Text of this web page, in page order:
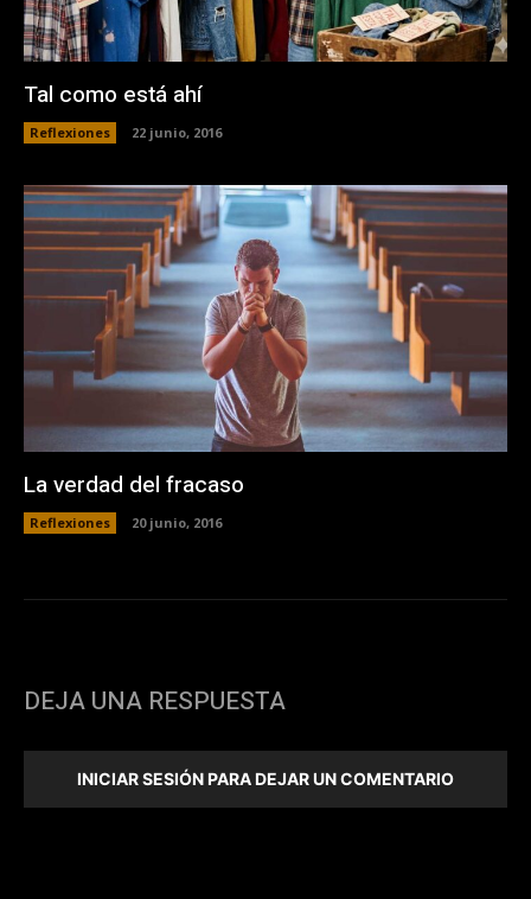
Tal como está ahí
Reflexiones 22 junio, 2016
La verdad del fracaso
Reflexiones 20 junio, 2016
DEJA UNA RESPUESTA
INICIAR SESIÓN PARA DEJAR UN COMENTARIO